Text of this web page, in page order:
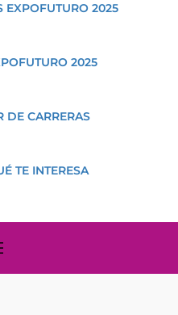
EXPOFUTURO 2025
2025
DE CARRERAS
TE INTERESA